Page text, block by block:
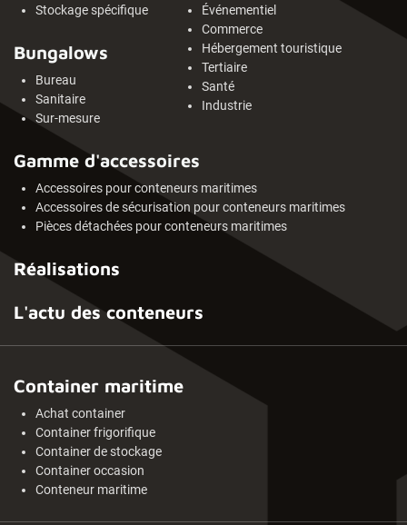
Stockage spécifique
Bungalows
Bureau
Sanitaire
Sur-mesure
Événementiel
Commerce
Hébergement touristique
Tertiaire
Santé
Industrie
Gamme d'accessoires
Accessoires pour conteneurs maritimes
Accessoires de sécurisation pour conteneurs maritimes
Pièces détachées pour conteneurs maritimes
Réalisations
L'actu des conteneurs
Container maritime
Achat container
Container frigorifique
Container de stockage
Container occasion
Conteneur maritime